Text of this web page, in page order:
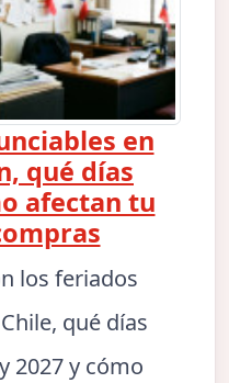
en
qué días
afectan tu
los feriados
qué días
2027 y cómo